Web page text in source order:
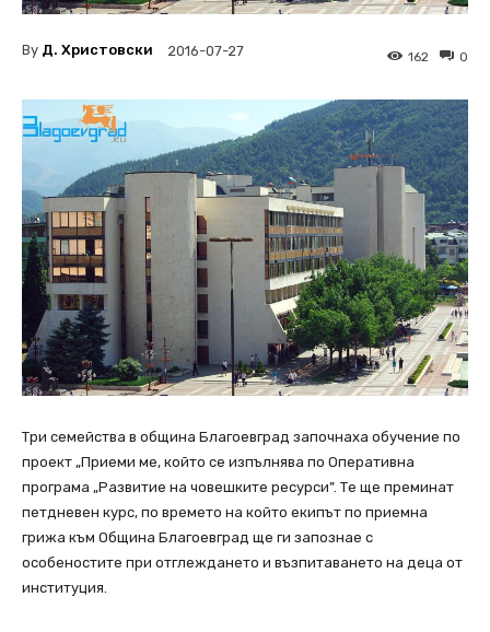
By Д. Христовски 2016-07-27 0
162
Три семейства в община Благоевград започнаха обучение по
проект „Приеми ме, който се изпълнява по Оперативна
програма „Развитие на човешките ресурси”. Те ще преминат
петдневен курс, по времето на който екипът по приемна
грижа към Община Благоевград ще ги запознае с
особеностите при отглеждането и възпитаването на деца от
институция.